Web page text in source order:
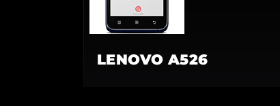
LENOVO A526